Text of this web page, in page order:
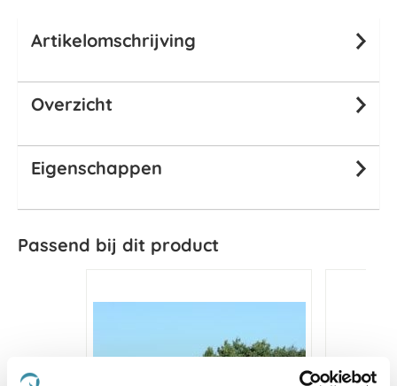
Artikelomschrijving
Overzicht
Eigenschappen
Passend bij dit product